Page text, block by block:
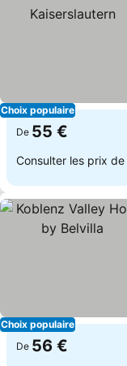
Choix populaire
De 55 €
Consulter les prix de
Choix populaire
De 56 €